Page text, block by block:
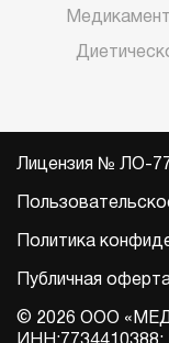
Лицензия № ЛО-
Политика
Публичная
© 2026 ООО